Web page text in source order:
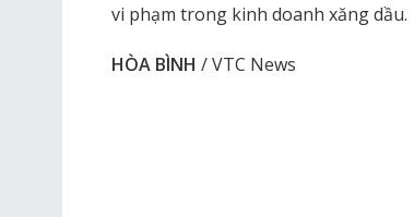
vi phạm trong kinh doanh xăng dầu.
HÒA BÌNH / VTC News